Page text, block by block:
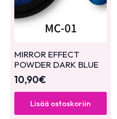
MIRROR EFFECT
POWDER DARK BLUE
10,90€
Lisää ostoskoriin